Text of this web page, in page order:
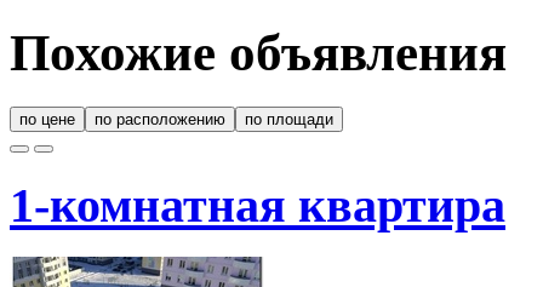
Похожие объявления
по цене по расположению по площади
1-комнатная квартира